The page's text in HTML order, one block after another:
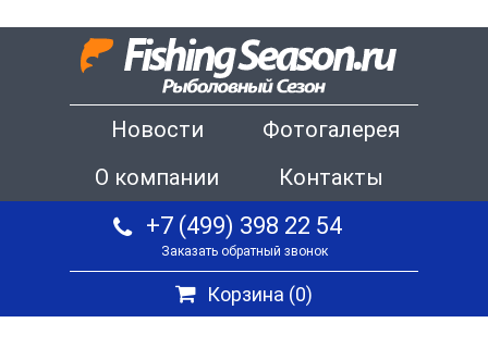
Новости
Фотогалерея
О компании
Контакты
+7 (499) 398 22 54
Заказать обратный звонок
Корзина (0)